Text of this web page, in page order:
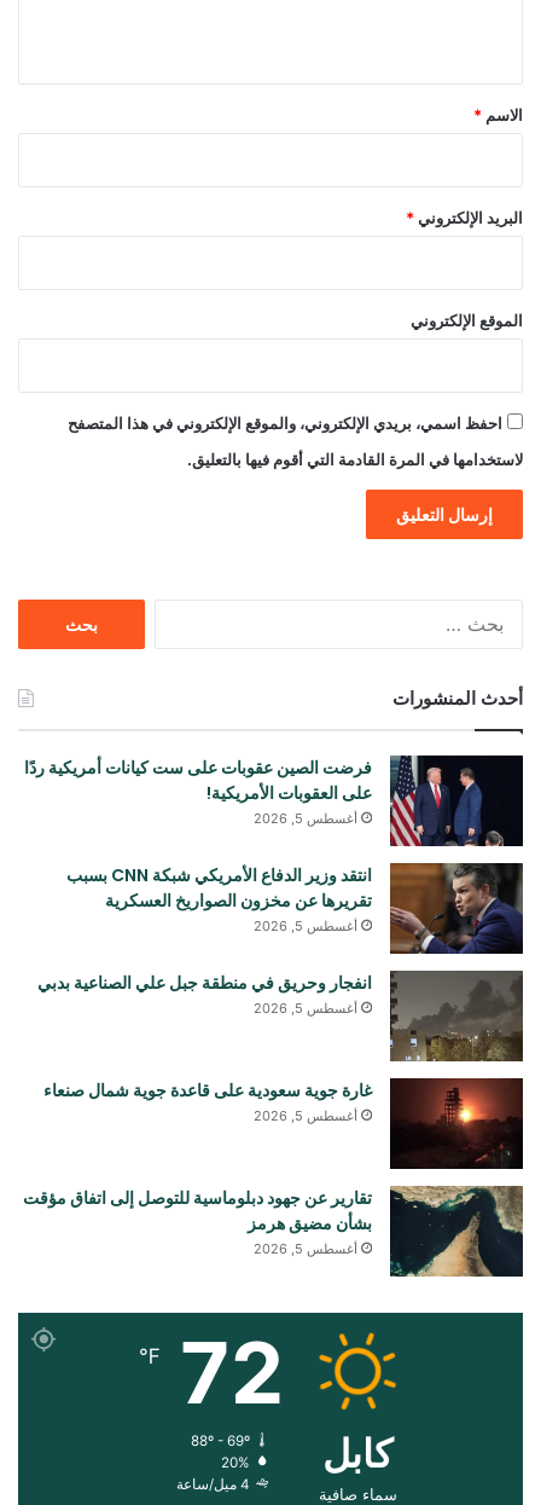
*
الاسم *
البريد الإلكتروني *
الموقع الإلكتروني
احفظ اسمي، بريدي الإلكتروني، والموقع الإلكتروني في هذا المتصفح
لاستخدامها في المرة القادمة التي أقوم فيها بالتعليق.
أحدث المنشورات
فرضت الصين عقوبات على ست كيانات أمريكية ردًا
على العقوبات الأمريكية!
أغسطس 5, 2026
انتقد وزير الدفاع الأمريكي شبكة CNN بسبب
تقريرها عن مخزون الصواريخ العسكرية
أغسطس 5, 2026
انفجار وحريق في منطقة جبل علي الصناعية بدبي
أغسطس 5, 2026
غارة جوية سعودية على قاعدة جوية شمال صنعاء
أغسطس 5, 2026
تقارير عن جهود دبلوماسية للتوصل إلى اتفاق مؤقت
بشأن مضيق هرمز
أغسطس 5, 2026
کابل
سماء صافية
72
℉
88º - 69º
20%
4 ميل/ساعة